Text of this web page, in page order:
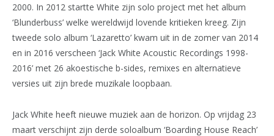
2000. In 2012 startte White zijn solo project met het album
‘Blunderbuss’ welke wereldwijd lovende kritieken kreeg. Zijn
tweede solo album ‘Lazaretto’ kwam uit in de zomer van 2014
en in 2016 verscheen ‘Jack White Acoustic Recordings 1998-
2016’ met 26 akoestische b-sides, remixes en alternatieve
versies uit zijn brede muzikale loopbaan.
Jack White heeft nieuwe muziek aan de horizon. Op vrijdag 23
maart verschijnt zijn derde soloalbum ‘Boarding House Reach’